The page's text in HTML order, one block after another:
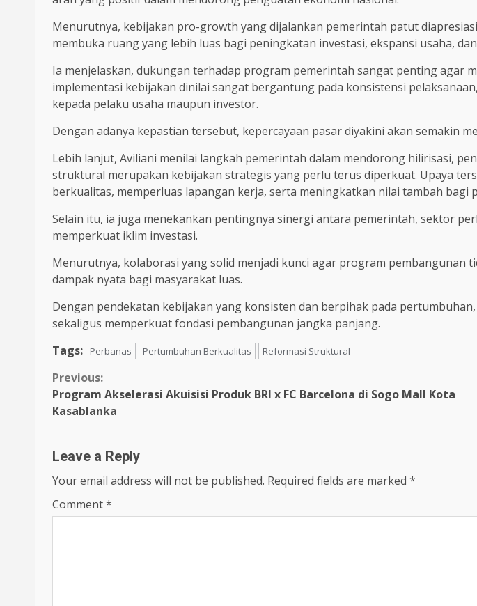
Menurutnya, kebijakan pro-growth yang dijalankan pemerintah patut
membuka ruang yang lebih luas bagi peningkatan investasi, ekspansi usaha,
Ia menjelaskan, dukungan terhadap program pemerintah sangat penting agar
implementasi kebijakan dinilai sangat bergantung pada konsistensi
kepada pelaku usaha maupun investor.
Dengan adanya kepastian tersebut, kepercayaan pasar diyakini akan semakin
Lebih lanjut, Aviliani menilai langkah pemerintah dalam mendorong hilirisasi,
struktural merupakan kebijakan strategis yang perlu terus diperkuat. Upaya
berkualitas, memperluas lapangan kerja, serta meningkatkan nilai tambah bagi
Selain itu, ia juga menekankan pentingnya sinergi antara pemerintah, sektor
memperkuat iklim investasi.
Menurutnya, kolaborasi yang solid menjadi kunci agar program pembangunan
dampak nyata bagi masyarakat luas.
Dengan pendekatan kebijakan yang konsisten dan berpihak pada
sekaligus memperkuat fondasi pembangunan jangka panjang.
Tags:
Perbanas Pertumbuhan Berkualitas Reformasi Struktural
Continue
Reading
Previous:
Program Akselerasi Akuisisi Produk BRI x FC Barcelona di Sogo Mall Kota
Kasablanka
Leave a Reply
Your email address will not be published. Required fields are marked *
Comment*